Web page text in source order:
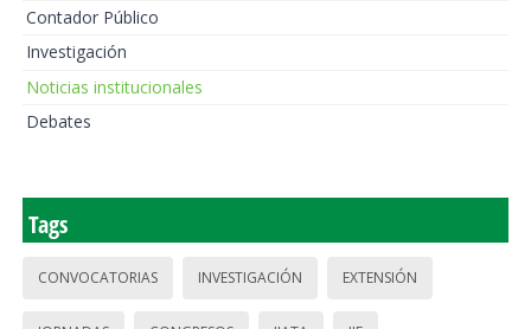
Contador Público
Investigación
Noticias institucionales
Debates
Tags
CONVOCATORIAS INVESTIGACIÓN EXTENSIÓN